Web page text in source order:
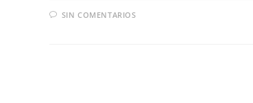
SIN COMENTARIOS